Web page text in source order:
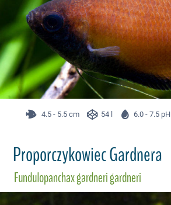
4.5 - 5.5 cm 54 l 6.0 - 7.5 pH
Proporczykowiec Gardnera
Fundulopanchax gardneri gardneri